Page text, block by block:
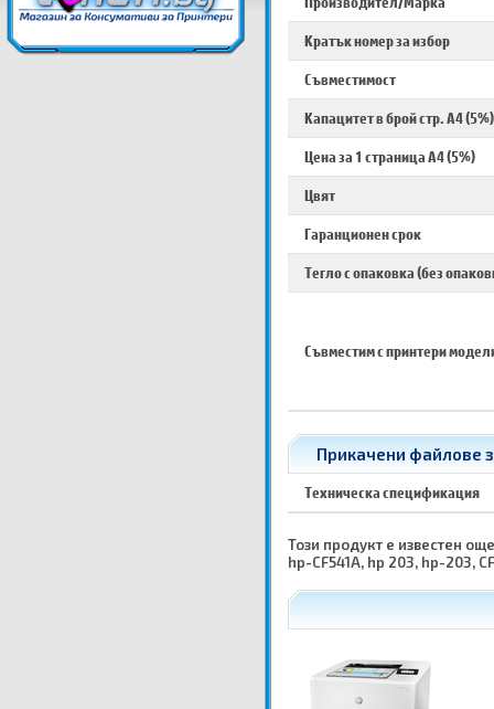
Кратък номер за избор
Съвместимост
Капацитет в брой стр. A4 (5%)
Цена за 1 страница A4 (5%)
Цвят
Гаранционен срок
Тегло с опаковка (без
Съвместим с принтери
Прикачени файлове
Техническа спецификация
Този продукт е известен
hp-CF541A, hp 203, hp-203,